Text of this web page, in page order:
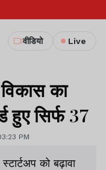
वीडियो Live
का
हुए सिर्फ 37
PM
को बढ़ावा